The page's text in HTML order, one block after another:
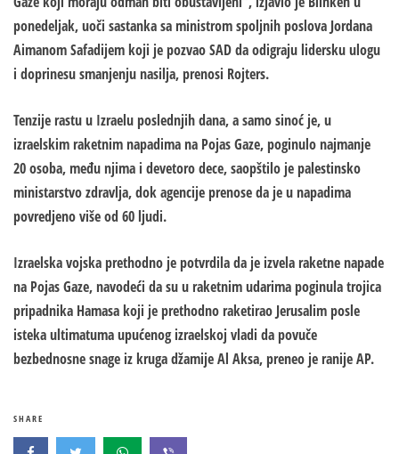
ponedeljak, uoči sastanka sa ministrom spoljnih poslova Jordana
Aimanom Safadijem koji je pozvao SAD da odigraju lidersku ulogu
i doprinesu smanjenju nasilja, prenosi Rojters.
Tenzije rastu u Izraelu poslednjih dana, a samo sinoć je, u
izraelskim raketnim napadima na Pojas Gaze, poginulo najmanje
20 osoba, među njima i devetoro dece, saopštilo je palestinsko
ministarstvo zdravlja, dok agencije prenose da je u napadima
povredjeno više od 60 ljudi.
Izraelska vojska prethodno je potvrdila da je izvela raketne napade
na Pojas Gaze, navodeći da su u raketnim udarima poginula trojica
pripadnika Hamasa koji je prethodno raketirao Jerusalim posle
isteka ultimatuma upućenog izraelskoj vladi da povuče
bezbednosne snage iz kruga džamije Al Aksa, preneo je ranije AP.
SHARE